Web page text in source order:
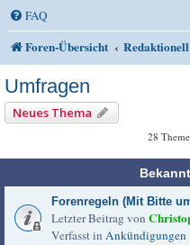
FAQ
Foren-Übersicht Redaktionell
Umfragen
Neues Thema
28
Forenregeln (Mit Bitte
Letzter Beitrag von
Verfasst in Ankündigungen